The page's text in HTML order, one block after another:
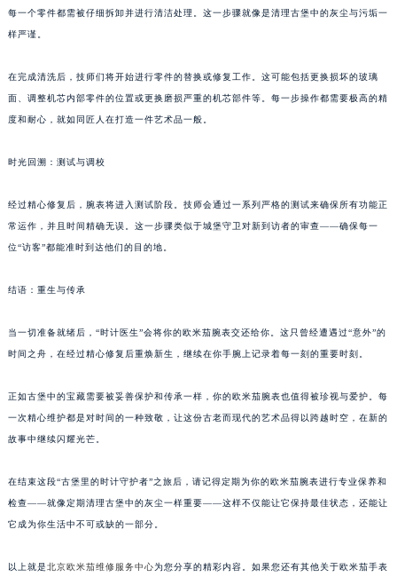
每一个零件都需被仔细拆卸并进行清洁处理。这一步骤就像是清理古堡中的灰尘与污垢一
样严谨。
在完成清洗后，技师们将开始进行零件的替换或修复工作。这可能包括更换损坏的玻璃
面、调整机芯内部零件的位置或更换磨损严重的机芯部件等。每一步操作都需要极高的精
度和耐心，就如同匠人在打造一件艺术品一般。
时光回溯：测试与调校
经过精心修复后，腕表将进入测试阶段。技师会通过一系列严格的测试来确保所有功能正
常运作，并且时间精确无误。这一步骤类似于城堡守卫对新到访者的审查——确保每一
位“访客”都能准时到达他们的目的地。
结语：重生与传承
当一切准备就绪后，“时计医生”会将你的欧米茄腕表交还给你。这只曾经遭遇过“意外”的
时间之舟，在经过精心修复后重焕新生，继续在你手腕上记录着每一刻的重要时刻。
正如古堡中的宝藏需要被妥善保护和传承一样，你的欧米茄腕表也值得被珍视与爱护。每
一次精心维护都是对时间的一种致敬，让这份古老而现代的艺术品得以跨越时空，在新的
故事中继续闪耀光芒。
在结束这段“古堡里的时计守护者”之旅后，请记得定期为你的欧米茄腕表进行专业保养和
检查——就像定期清理古堡中的灰尘一样重要——这样不仅能让它保持最佳状态，还能让
它成为你生活中不可或缺的一部分。
以上就是北京欧米茄维修服务中心为您分享的精彩内容。如果您还有其他关于欧米茄手表